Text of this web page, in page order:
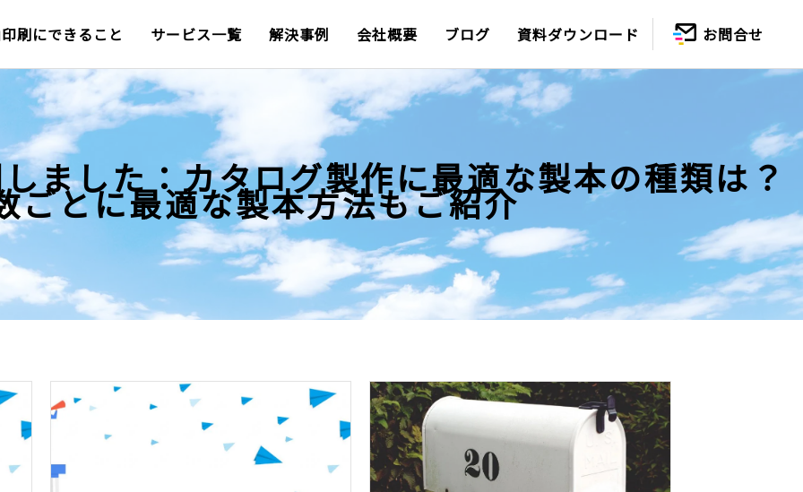
刷にできること サービス一覧 解決事例 会社概要 ブログ 資料ダウンロード お問合せ
ました：カタログ製作に最適な製本の種類は？
ごとに最適な製本方法もご紹介